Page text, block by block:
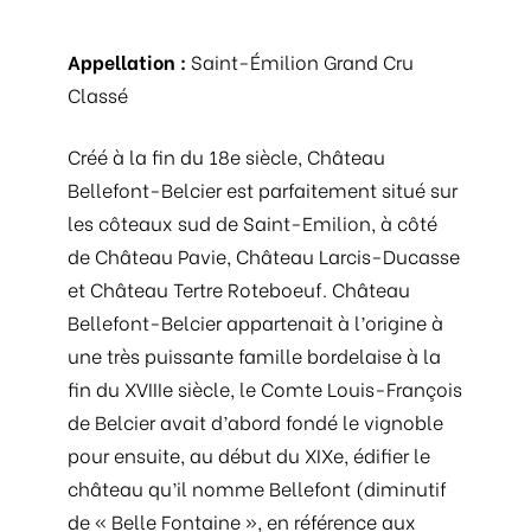
Appellation : Saint-Émilion Grand Cru
Classé
Créé à la fin du 18e siècle, Château
Bellefont-Belcier est parfaitement situé sur
les côteaux sud de Saint-Emilion, à côté
de Château Pavie, Château Larcis-Ducasse
et Château Tertre Roteboeuf. Château
Bellefont-Belcier appartenait à l’origine à
une très puissante famille bordelaise à la
fin du XVIIIe siècle, le Comte Louis-François
de Belcier avait d’abord fondé le vignoble
pour ensuite, au début du XIXe, édifier le
château qu’il nomme Bellefont (diminutif
de « Belle Fontaine », en référence aux